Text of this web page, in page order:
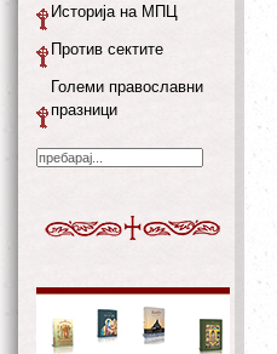
Историја на МПЦ
Против сектите
Големи православни
празници